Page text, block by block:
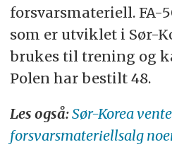
forsvarsmateriell. FA-
som er utviklet i Sør-
brukes til trening og
Polen har bestilt 48.
Les også:Sør-Korea
forsvarsmateriellsalg